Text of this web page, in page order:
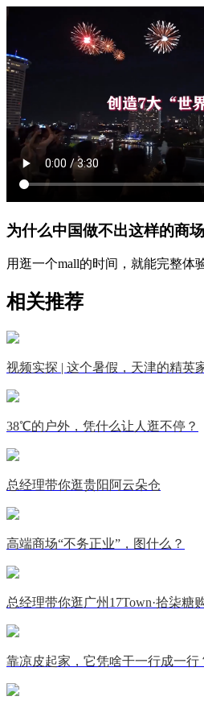
为什么中国做不出这样的商
用逛一个mall的时间，就能完整体
相关推荐
视频实探 | 这个暑假，天津的精英
38℃的户外，凭什么让人逛不停？
总经理带你逛贵阳阿云朵仓
高端商场“不务正业”，图什么？
总经理带你逛广州17Town·拾柒糖
靠凉皮起家，它凭啥干一行成一行